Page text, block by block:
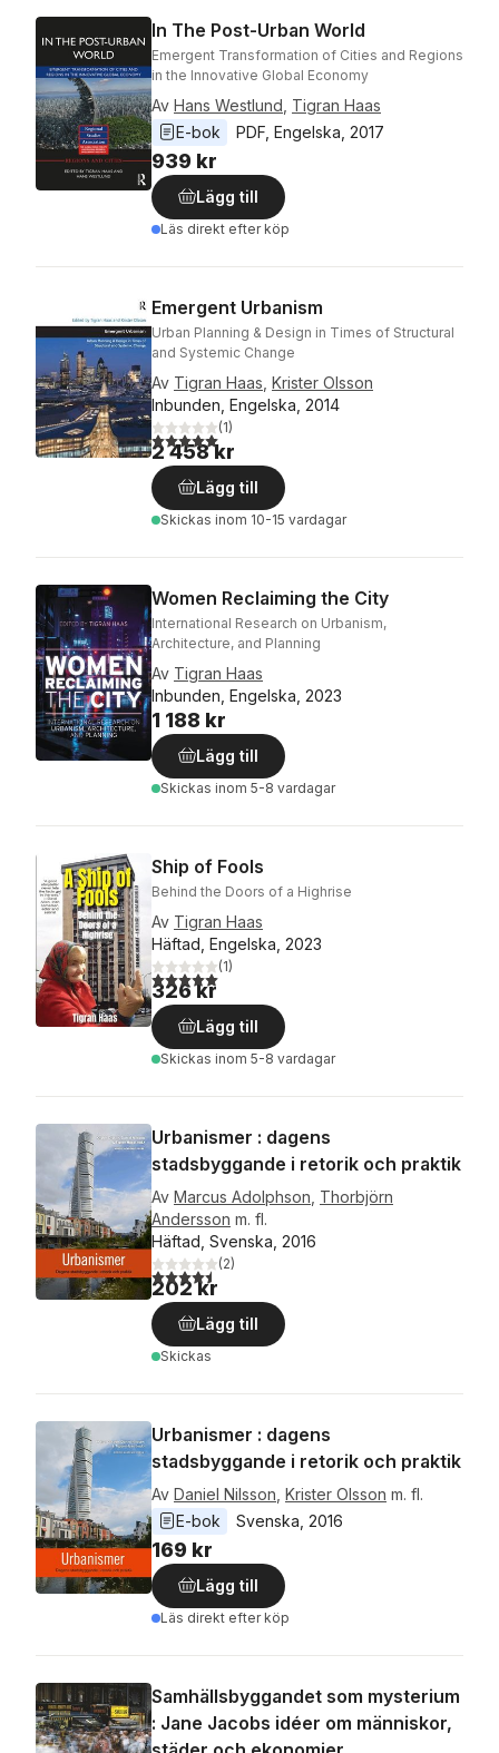
In The Post-Urban World
Emergent Transformation of Cities and Regions
in the Innovative Global Economy
Av Hans Westlund Tigran Haas
E-bok
PDF Engelska 2017
939 kr
Lägg till
Läs direkt efter köp
Emergent Urbanism
Urban Planning & Design in Times of Structural
and Systemic Change
Av Tigran Haas Krister Olsson
Inbunden, Engelska, 2014
5,0utav 5 stjärnor. Totalt antal röster:
(1)
2 458 kr
Lägg till
Skickas inom 10-15 vardagar
Women Reclaiming the City
International Research on Urbanism,
Architecture, and Planning
Av Tigran Haas
Inbunden, Engelska, 2023
1 188 kr
Lägg till
Skickas inom 5-8 vardagar
Ship of Fools
Behind the Doors of a Highrise
Av Tigran Haas
Häftad, Engelska, 2023
5,0utav 5 stjärnor. Totalt antal röster:
(1)
326 kr
Lägg till
Skickas inom 5-8 vardagar
Urbanismer : dagens
stadsbyggande i retorik och praktik
Av Marcus Adolphson Thorbjörn
Andersson m. fl.
Häftad, Svenska, 2016
4,5utav 5 stjärnor. Totalt antal röster:
(2)
202 kr
Lägg till
Skickas
Urbanismer : dagens
stadsbyggande i retorik och praktik
Av Daniel Nilsson Krister Olsson m. fl.
E-bok
Svenska 2016
169 kr
Lägg till
Läs direkt efter köp
Samhällsbyggandet som mysterium
: Jane Jacobs idéer om människor,